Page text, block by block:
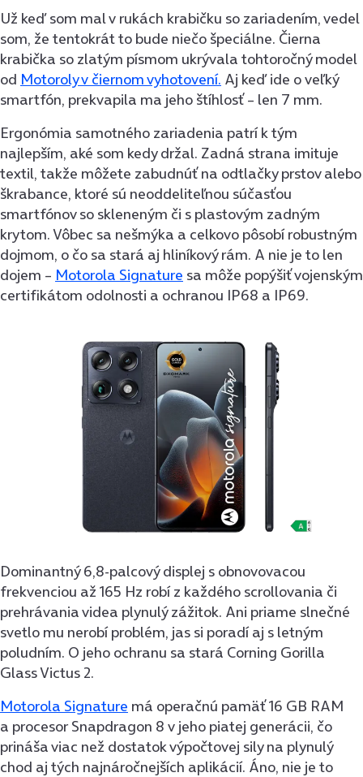
Už keď som mal v rukách krabičku so zariadením, vedel
som, že tentokrát to bude niečo špeciálne. Čierna
krabička so zlatým písmom ukrývala tohtoročný model
od Motoroly v čiernom vyhotovení. Aj keď ide o veľký
smartfón, prekvapila ma jeho štíhlosť – len 7 mm.
Ergonómia samotného zariadenia patrí k tým
najlepším, aké som kedy držal. Zadná strana imituje
textil, takže môžete zabudnúť na odtlačky prstov alebo
škrabance, ktoré sú neoddeliteľnou súčasťou
smartfónov so skleneným či s plastovým zadným
krytom. Vôbec sa nešmýka a celkovo pôsobí robustným
dojmom, o čo sa stará aj hliníkový rám. A nie je to len
dojem – Motorola Signature sa môže popýšiť vojenským
certifikátom odolnosti a ochranou IP68 a IP69.
Dominantný 6,8-palcový displej s obnovovacou
frekvenciou až 165 Hz robí z každého scrollovania či
prehrávania videa plynulý zážitok. Ani priame slnečné
svetlo mu nerobí problém, jas si poradí aj s letným
poludním. O jeho ochranu sa stará Corning Gorilla
Glass Victus 2.
Motorola Signature má operačnú pamäť 16 GB RAM
a procesor Snapdragon 8 v jeho piatej generácii, čo
prináša viac než dostatok výpočtovej sily na plynulý
chod aj tých najnáročnejších aplikácií. Áno, nie je to